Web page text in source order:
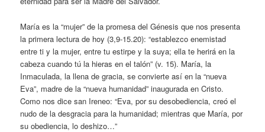
María es la “mujer” de la promesa del Génesis que nos presenta
la primera lectura de hoy (3,9-15.20): “establezco enemistad
entre ti y la mujer, entre tu estirpe y la suya; ella te herirá en la
cabeza cuando tú la hieras en el talón” (v. 15). María, la
Inmaculada, la llena de gracia, se convierte así en la “nueva
Eva”, madre de la “nueva humanidad” inaugurada en Cristo.
Como nos dice san Ireneo: “Eva, por su desobediencia, creó el
nudo de la desgracia para la humanidad; mientras que María, por
su obediencia, lo deshizo…”